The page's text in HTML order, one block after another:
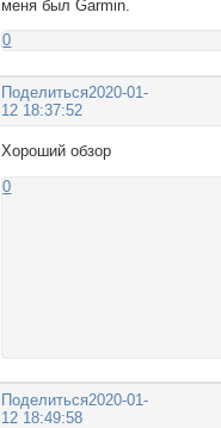
меня был Garmin.
0
Поделиться2020-01-
12 18:37:52
Хороший обзор
0
Поделиться2020-01-
12 18:49:58